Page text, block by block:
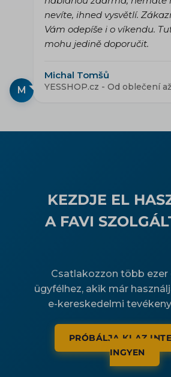
M
nevíte, ihned vysvětlí.
Vám odepíše i o víkendu.
mohu jedině doporučit.
Michal Tomšů
YESSHOP.cz - Od oblečení
KEZDJE EL
A FAVI
Csatlakozzon több
ügyfélhez, akik már
e-kereskedelmi
PRÓBÁLJA KI AZ
INGYEN